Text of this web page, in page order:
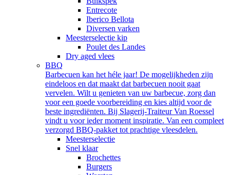
Entrecote
Iberico Bellota
Diversen varken
Meesterselectie kip
Poulet des Landes
Dry aged vlees
BBQ
Barbecuen kan het héle jaar! De mogelijkheden zijn
eindeloos en dat maakt dat barbecuen nooit gaat
vervelen. Wilt u genieten van uw barbecue, zorg dan
voor een goede voorbereiding en kies altijd voor de
beste ingrediënten. Bij Slagerij-Traiteur Van Roessel
vindt u voor ieder moment inspiratie. Van een compleet
verzorgd BBQ-pakket tot prachtige vleesdelen.
Meesterselectie
Snel klaar
Brochettes
Burgers